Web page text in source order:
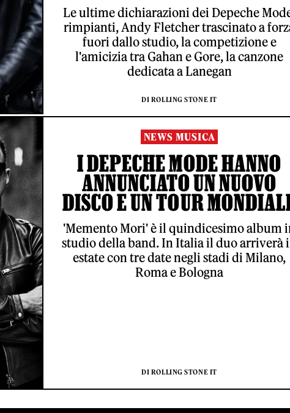
Le ultime dichiarazioni dei Depeche
rimpianti, Andy Fletcher trascinato a
fuori dallo studio, la competizione e
l'amicizia tra Gahan e Gore, la canzone
dedicata a Lanegan
DI ROLLING STONE IT
NEWS MUSICA
I DEPECHE MODE HANNO
ANNUNCIATO UN NUOVO
DISCO E UN TOUR
'Memento Mori' è il quindicesimo album
studio della band. In Italia il duo arriverà
estate con tre date negli stadi di Milano,
Roma e Bologna
DI ROLLING STONE IT